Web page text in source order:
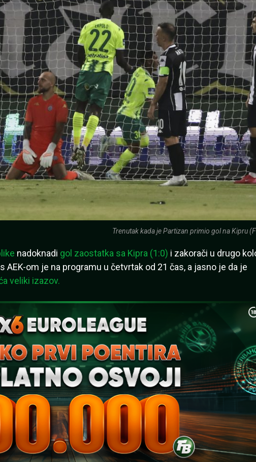
Trenutak kada je Partizan primio gol na Kipru
nadoknadi gol zaostatka sa Kipra (1:0) i zakorači u drugo
AEK-om je na programu u četvrtak od 21 čas, a jasno je da je
veliki izazov.